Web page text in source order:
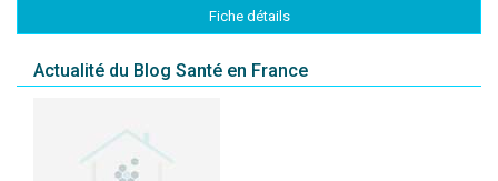
Fiche détails
Actualité du Blog Santé en France